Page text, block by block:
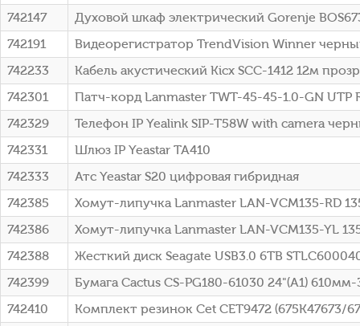
742147
Духовой шкаф электрический Gorenje
742191
Видеорегистратор TrendVision Winner
742233
Кабель акустический Kicx SCC-1412 12м
742301
Патч-корд Lanmaster TWT-45-45-1.0-GN UTP
742329
Телефон IP Yealink SIP-T58W with camera
742331
Шлюз IP Yeastar TA410
742333
Атс Yeastar S20 цифровая гибридная
742385
Хомут-липучка Lanmaster LAN-VCM135-RD
742386
Хомут-липучка Lanmaster LAN-VCM135-YL
742388
Жесткий диск Seagate USB3.0 6TB
742399
Бумага Cactus CS-PG180-61030 24"(A1)
742410
Комплект резинок Cet CET9472 (675K47673/